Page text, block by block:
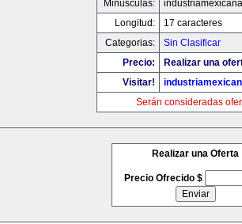
Minusculas:
Longitud:
17 caracteres
Categorias:
Sin Clasificar
Precio:
Realizar una
Visitar!
Serán consideradas
Realizar una Oferta
Precio Ofrecido $